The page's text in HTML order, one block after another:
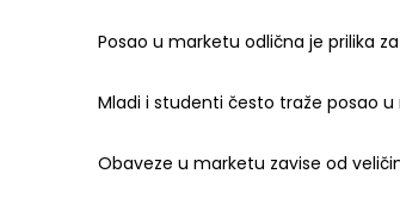
Posao u marketu odlična je prilika za
Mladi i studenti često traže posao
Obaveze u marketu zavise od